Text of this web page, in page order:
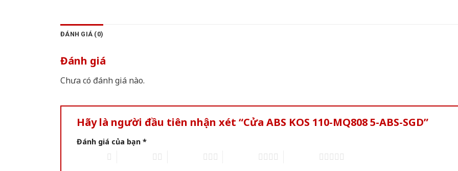
ĐÁNH GIÁ (0)
Đánh giá
Chưa có đánh giá nào.
Hãy là người đầu tiên nhận xét “Cửa ABS KOS 110-MQ808 5-ABS-SGD”
Đánh giá của bạn *